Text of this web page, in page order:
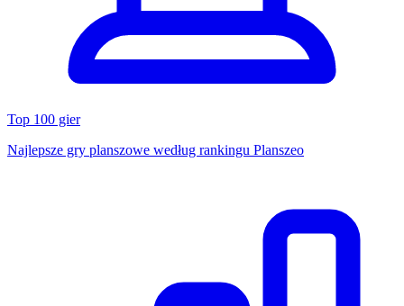
Top 100 gier
Najlepsze gry planszowe według rankingu Planszeo